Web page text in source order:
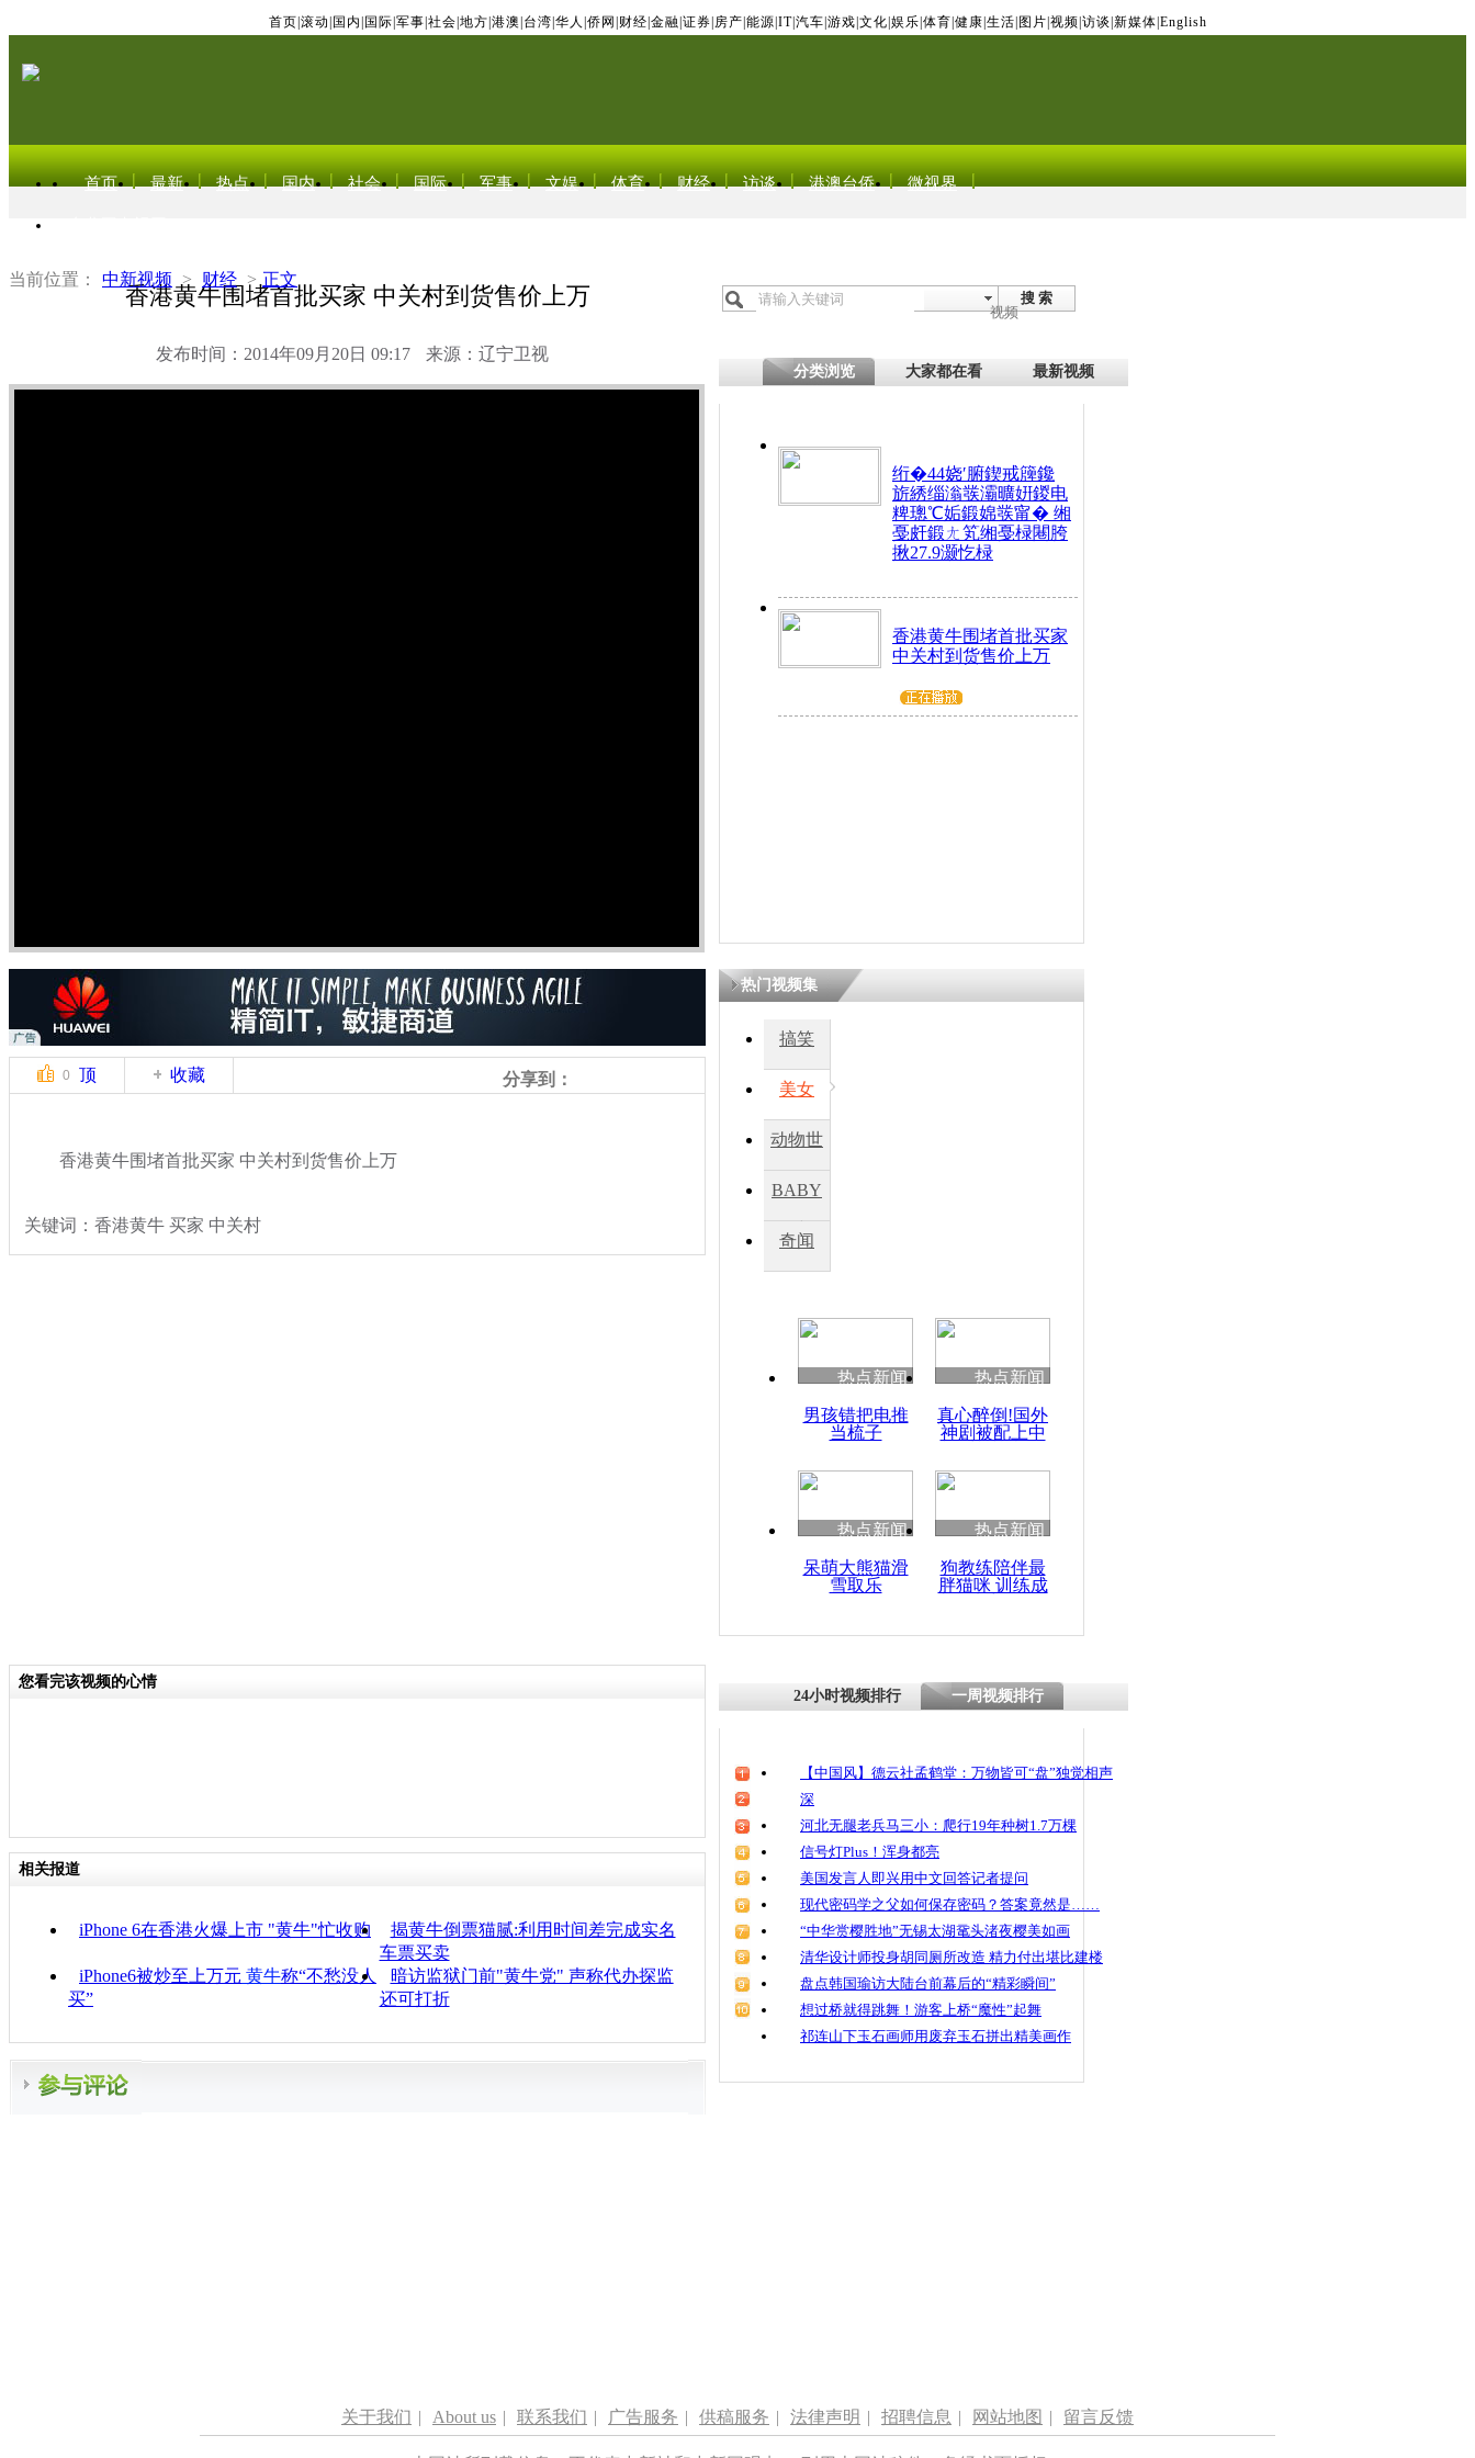
首页 滚动 国内 国际 军事 社会 地方 港澳 台湾 华人 侨网 财经 金融 证券 房产 能源 IT| 汽车 游戏 文化 娱乐 体育 健康 生活 图片 视频 访谈 新媒体 English
首页 最新 热点 国内 社会 国际 军事 文娱 体育 财经 访谈 港澳台侨 微视界
当前位置： 中新视频 > 财经 > 正文
香港黄牛围堵首批买家 中关村到货售价上万
发布时间：2014年09月20日 09:17 来源：辽宁卫视
搜 索
视频
分类浏览 大家都在看 最新视频
绗�44娆′腑鍥戒簰鑱
旂綉缁滃彂灞曠姸鍐电
粺璁℃姤鍛婂彂甯� 缃
戞皯鍛ㄤ笂缃戞椂闀胯
揪27.9灏忔椂
香港黄牛围堵首批买家
中关村到货售价上万
0 顶 收藏 分享到：
香港黄牛围堵首批买家 中关村到货售价上万
关键词：香港黄牛 买家 中关村
热门视频集
搞笑
美女
动物世
BABY
秀
奇闻
热点新闻
男孩错把电推
当梳子
热点新闻
真心醉倒!国外
神剧被配上中
热点新闻
呆萌大熊猫滑
雪取乐
热点新闻
狗教练陪伴最
胖猫咪 训练成
您看完该视频的心情
相关报道
iPhone 6在香港火爆上市 "黄牛"忙收购
揭黄牛倒票猫腻:利用时间差完成实名
车票买卖
iPhone6被炒至上万元 黄牛称“不愁没人
买”
暗访监狱门前"黄牛党" 声称代办探监
还可打折
24小时视频排行 一周视频排行
【中国风】德云社孟鹤堂：万物皆可“盘”独觉相声
深
河北无腿老兵马三小：爬行19年种树1.7万棵
信号灯Plus！浑身都亮
美国发言人即兴用中文回答记者提问
现代密码学之父如何保存密码？答案竟然是……
“中华赏樱胜地”无锡太湖鼋头渚夜樱美如画
清华设计师投身胡同厕所改造 精力付出堪比建楼
盘点韩国瑜访大陆台前幕后的“精彩瞬间”
想过桥就得跳舞！游客上桥“魔性”起舞
祁连山下玉石画师用废弃玉石拼出精美画作
关于我们 | About us | 联系我们 | 广告服务 | 供稿服务 | 法律声明 | 招聘信息 | 网站地图 | 留言反馈